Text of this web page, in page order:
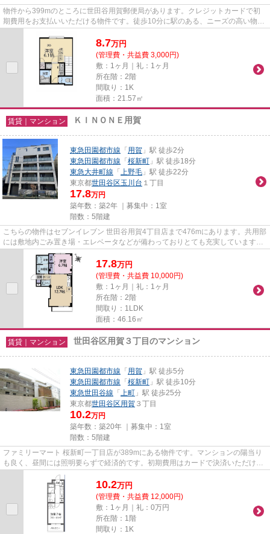
物件から399mのところに世田谷用賀郵便局があります。クレジットカードで初
期費用をお支払いいただける物件です。徒歩10分に駅のある、ニーズの高い物件
です。令和2年築の物件です。ハ...
8.7万円
(管理費・共益費 3,000円)
敷：1ヶ月｜礼：1ヶ月
所在階：2階
間取り：1K
面積：21.57㎡
賃貸｜マンション ＫＩＮＯＮＥ用賀
東急田園都市線 「用賀 」駅 徒歩2分
東急田園都市線 「桜新町 」駅 徒歩18分
東急大井町線 「 上野毛 」駅 徒歩22分
東京都世田谷区玉川台 １丁目
17.8万円
築年数：築2年 ｜募集中： 1室
階数：5階建
こちらの物件はセブンイレブン 世田谷用賀4丁目店まで476mにあります。共用部
には敷地内ごみ置き場・エレベータなどが備わっておりとても充実しています。
こちらの物件はマンションで...
17.8万円
(管理費・共益費 10,000円)
敷：1ヶ月｜礼：1ヶ月
所在階：2階
間取り：1LDK
面積：46.16㎡
賃貸｜マンション 世田谷区用賀３丁目のマンション
東急田園都市線 「用賀 」駅 徒歩5分
東急田園都市線 「桜新町 」駅 徒歩10分
東急世田谷線 「 上町 」駅 徒歩25分
東京都世田谷区用賀 ３丁目
10.2万円
築年数：築20年 ｜募集中： 1室
階数：5階建
ファミリーマート 桜新町一丁目店が389mにある物件です。マンションの陽当り
も良く、昼間には照明要らずで経済的です。初期費用はカードで決済いただけま
す。高ニーズな駅近の物件で、...
10.2万円
(管理費・共益費 12,000円)
敷：1ヶ月｜礼：0万円
所在階：1階
間取り：1K